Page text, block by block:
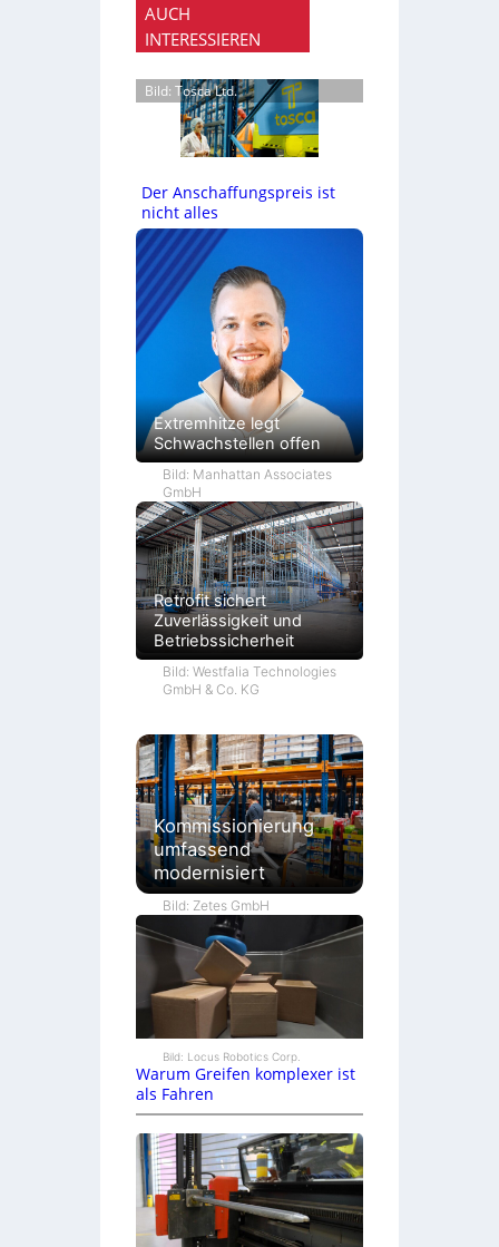
AUCH
INTERESSIEREN
Bild: Tosca Ltd.
Der Anschaffungspreis ist
nicht alles
Extremhitze legt
Schwachstellen offen
Bild: Manhattan Associates
GmbH
Retrofit sichert
Zuverlässigkeit und
Betriebssicherheit
Bild: Westfalia Technologies
GmbH & Co. KG
Kommissionierung
umfassend
modernisiert
Bild: Zetes GmbH
Bild: Locus Robotics Corp.
Warum Greifen komplexer ist
als Fahren